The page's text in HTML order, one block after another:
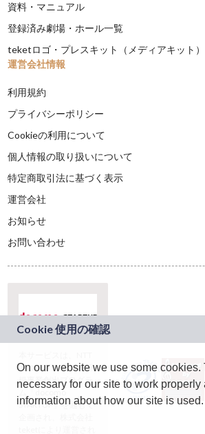
資料・マニュアル
登録済み劇場・ホール一覧
teketロゴ・プレスキット（メディアキット）
運営会社情報
利用規約
プライバシーポリシー
Cookieの利用について
個人情報の取り扱いについて
特定商取引法に基づく表示
運営会社
お知らせ
お問い合わせ
ドコモグループの新
規事業創出プログラ
ム「docomo
STARTUP」を通じて
On our website we use some cookies.
necessary for our site to work properly
information about how our site is used.